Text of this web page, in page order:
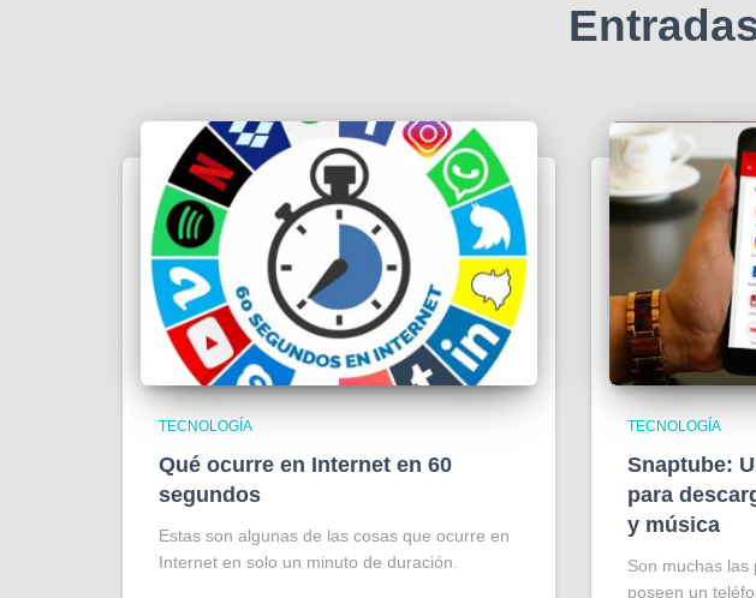
TECNOLOGÍA
Qué ocurre en Internet en 60
segundos
Estas son algunas de las cosas que ocurre en
Internet en solo un minuto de duración.
TECNOLOGÍA
Snaptube:
para
y música
Son muchas las
poseen un